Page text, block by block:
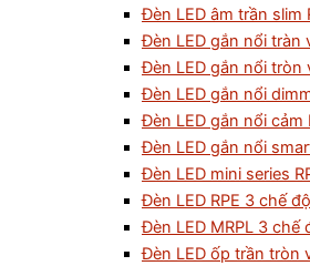
Đèn LED âm trần slim
Đèn LED gắn nổi tràn
Đèn LED gắn nổi tròn
Đèn LED gắn nổi
Đèn LED gắn nổi cảm
Đèn LED gắn nổi
Đèn LED mini series
Đèn LED RPE 3 chế độ
Đèn LED MRPL 3 chế
Đèn LED ốp trần tròn